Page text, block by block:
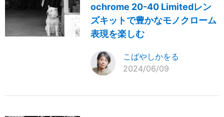
ochrome 20-40 Limitedレン
ズキットで豊かなモノクローム
表現を楽しむ
こばやしかをる
2024/06/09